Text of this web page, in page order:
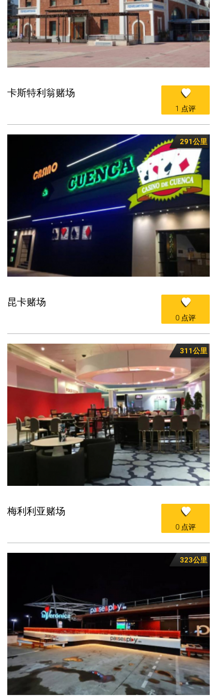
卡斯特利翁赌场
1 点评
昆卡赌场
0 点评
291公里
梅利利亚赌场
0 点评
311公里
323公里